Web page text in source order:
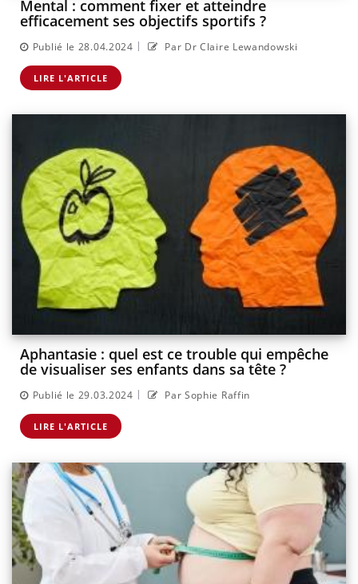
Mental : comment fixer et atteindre
efficacement ses objectifs sportifs ?
Publié le 28.04.2024 | Par Dr Claire Lewandowski
LIRE L'ARTICLE
Aphantasie : quel est ce trouble qui empêche
de visualiser ses enfants dans sa tête ?
Publié le 29.03.2024 | Par Sophie Raffin
LIRE L'ARTICLE